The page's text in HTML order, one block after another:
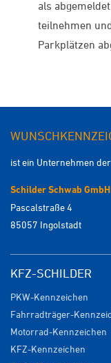
als
teilnehmen
Parkplätzen
ist ein Unternehmen der
Schilder Schwab GmbH
Pascalstraße 4
85057 Ingolstadt
KFZ-SCHILDER
PKW-Kennzeichen
Fahrradträger-
Motorrad-Kennzeichen
KFZ-Kennzeichen